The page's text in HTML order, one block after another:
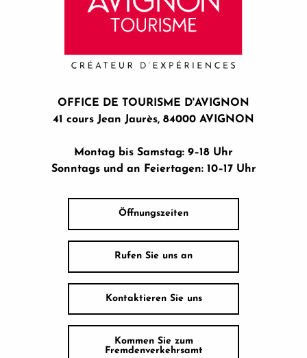
OFFICE DE TOURISME D'AVIGNON
41 cours Jean Jaurès, 84000 AVIGNON
Montag bis Samstag: 9–18 Uhr
Sonntags und an Feiertagen: 10–17 Uhr
Öffnungszeiten
Rufen Sie uns an
Kontaktieren Sie uns
Kommen Sie zum
Fremdenverkehrsamt